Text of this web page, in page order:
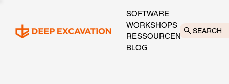
SOFTWARE
WORKSHOPS
RESSOURCEN
BLOG
SEARCH